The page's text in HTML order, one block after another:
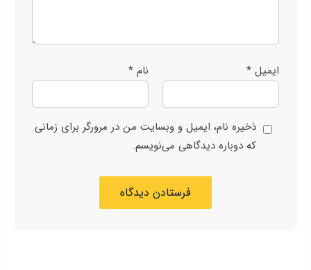
نام * ایمیل *
ذخیره نام، ایمیل و وبسایت من در مرورگر برای زمانی
که دوباره دیدگاهی می‌نویسم.